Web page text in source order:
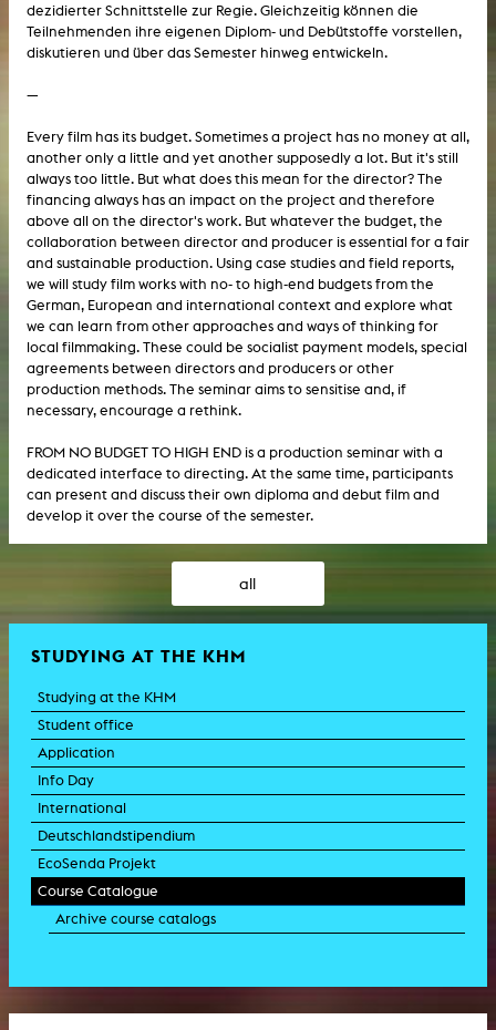
dezidierter Schnittstelle zur Regie. Gleichzeitig können die
Teilnehmenden ihre eigenen Diplom- und Debütstoffe vorstellen,
diskutieren und über das Semester hinweg entwickeln.
—
Every film has its budget. Sometimes a project has no money at all,
another only a little and yet another supposedly a lot. But it's still
always too little. But what does this mean for the director? The
financing always has an impact on the project and therefore
above all on the director's work. But whatever the budget, the
collaboration between director and producer is essential for a fair
and sustainable production. Using case studies and field reports,
we will study film works with no- to high-end budgets from the
German, European and international context and explore what
we can learn from other approaches and ways of thinking for
local filmmaking. These could be socialist payment models, special
agreements between directors and producers or other
production methods. The seminar aims to sensitise and, if
necessary, encourage a rethink.
FROM NO BUDGET TO HIGH END is a production seminar with a
dedicated interface to directing. At the same time, participants
can present and discuss their own diploma and debut film and
develop it over the course of the semester.
all
STUDYING AT THE KHM
Studying at the KHM
Student office
Application
Info Day
International
Deutschlandstipendium
EcoSenda Projekt
Course Catalogue
Archive course catalogs